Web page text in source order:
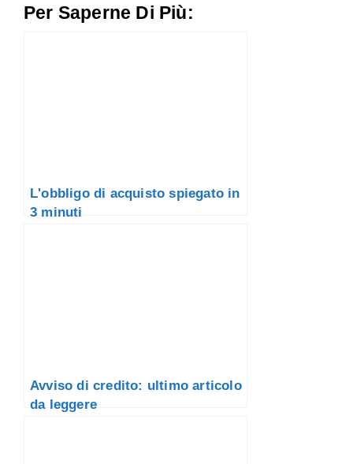
Per Saperne Di Più:
L'obbligo di acquisto spiegato in
3 minuti
Avviso di credito: ultimo articolo
da leggere